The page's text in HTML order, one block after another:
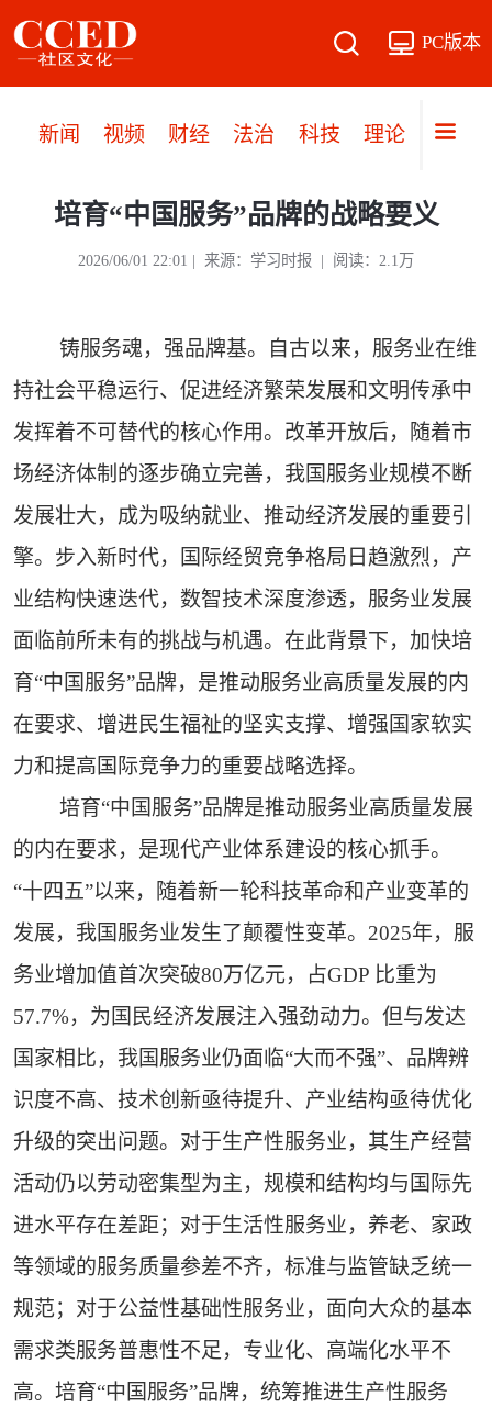
PC版本
新闻 视频 财经 法治 科技 理论 党建
培育“中国服务”品牌的战略要义
2026/06/01 22:01 | 来源：学习时报 | 阅读：2.1万
铸服务魂，强品牌基。自古以来，服务业在维
持社会平稳运行、促进经济繁荣发展和文明传承中
发挥着不可替代的核心作用。改革开放后，随着市
场经济体制的逐步确立完善，我国服务业规模不断
发展壮大，成为吸纳就业、推动经济发展的重要引
擎。步入新时代，国际经贸竞争格局日趋激烈，产
业结构快速迭代，数智技术深度渗透，服务业发展
面临前所未有的挑战与机遇。在此背景下，加快培
育“中国服务”品牌，是推动服务业高质量发展的内
在要求、增进民生福祉的坚实支撑、增强国家软实
力和提高国际竞争力的重要战略选择。
培育“中国服务”品牌是推动服务业高质量发展
的内在要求，是现代产业体系建设的核心抓手。
“十四五”以来，随着新一轮科技革命和产业变革的
发展，我国服务业发生了颠覆性变革。2025年，服
务业增加值首次突破80万亿元，占GDP 比重为
57.7%，为国民经济发展注入强劲动力。但与发达
国家相比，我国服务业仍面临“大而不强”、品牌辨
识度不高、技术创新亟待提升、产业结构亟待优化
升级的突出问题。对于生产性服务业，其生产经营
活动仍以劳动密集型为主，规模和结构均与国际先
进水平存在差距；对于生活性服务业，养老、家政
等领域的服务质量参差不齐，标准与监管缺乏统一
规范；对于公益性基础性服务业，面向大众的基本
需求类服务普惠性不足，专业化、高端化水平不
高。培育“中国服务”品牌，统筹推进生产性服务